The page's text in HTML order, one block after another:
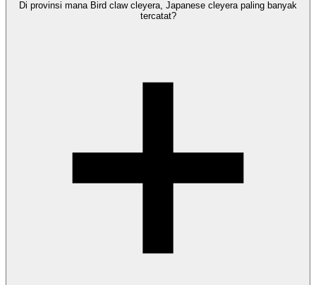
Di provinsi mana Bird claw cleyera, Japanese cleyera paling banyak
tercatat?